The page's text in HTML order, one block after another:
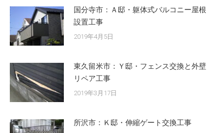
国分寺市：Ａ邸・躯体式バルコニー屋根
設置工事
2019年4月5日
東久留米市：Ｙ邸・フェンス交換と外壁
リペア工事
2019年3月17日
所沢市：Ｋ邸・伸縮ゲート交換工事